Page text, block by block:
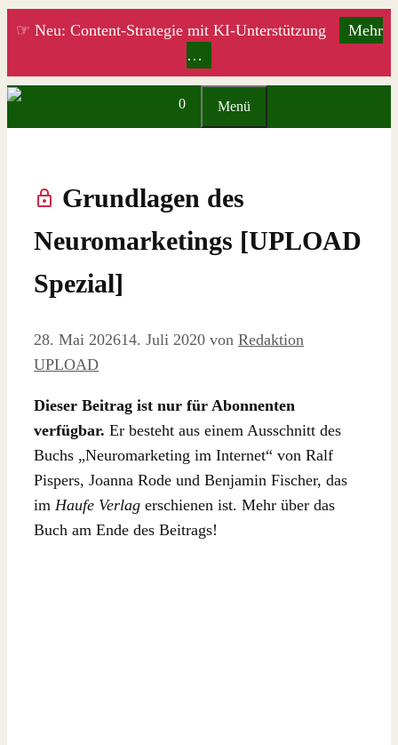
Zum
☞ Neu: Content-Strategie mit KI-Unterstützung
Mehr
…
0 Menü
Grundlagen des
Neuromarketings [UPLOAD
Spezial]
28. Mai 202614. Juli 2020 von Redaktion
UPLOAD
Dieser Beitrag ist nur für Abonnenten
verfügbar. Er besteht aus einem Ausschnitt des
Buchs „Neuromarketing im Internet“ von Ralf
Pispers, Joanna Rode und Benjamin Fischer, das
im Haufe Verlag erschienen ist. Mehr über das
Buch am Ende des Beitrags!